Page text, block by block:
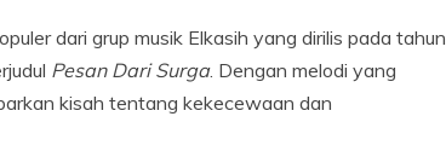
dari grup musik Elkasih yang dirilis pada tahun
Pesan Dari Surga. Dengan melodi yang
kisah tentang kekecewaan dan